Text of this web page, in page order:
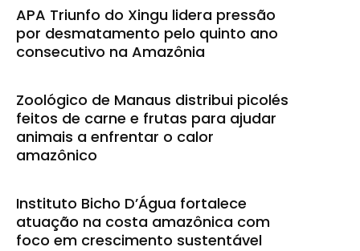
APA Triunfo do Xingu lidera pressão
por desmatamento pelo quinto ano
consecutivo na Amazônia
Zoológico de Manaus distribui picolés
feitos de carne e frutas para ajudar
animais a enfrentar o calor
amazônico
Instituto Bicho D’Água fortalece
atuação na costa amazônica com
foco em crescimento sustentável